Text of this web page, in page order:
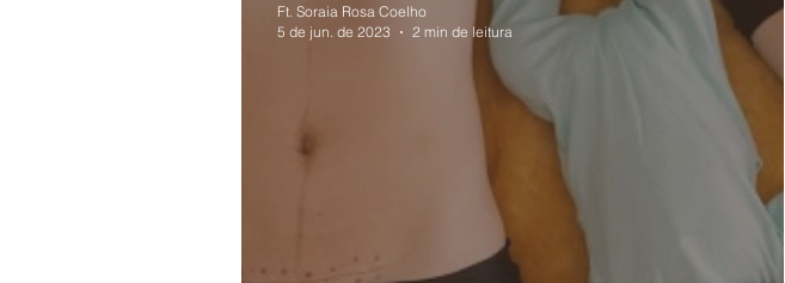
Ft. Soraia Rosa Coelho
5 de jun. de 2023
2 min de leitura